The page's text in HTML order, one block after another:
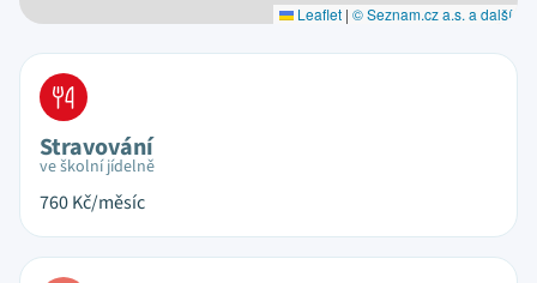
Leaflet | © Seznam.cz a.s. a další
Stravování
ve školní jídelně
760Kč/měsíc